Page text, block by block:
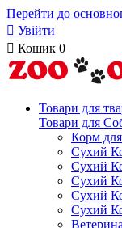
Перейти до
 Увійти
 Кошик 0
Товари для
Товари для
Корм
Сухий
Сухий
Сухий
Сухий
Сухий